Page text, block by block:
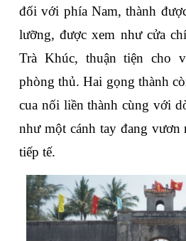
đối với phía Nam, thành
lưỡng, được xem như cửa
Trà Khúc, thuận tiện cho
phòng thủ. Hai gọng thành
cua nối liền thành cùng với
như một cánh tay đang vươn
tiếp tế.